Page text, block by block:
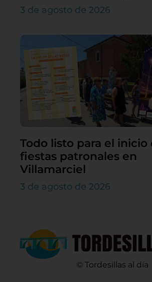
3 de agosto de 2026
Todo listo para el inicio
fiestas patronales en
Villamarciel
3 de agosto de 2026
© Tordesillas al día